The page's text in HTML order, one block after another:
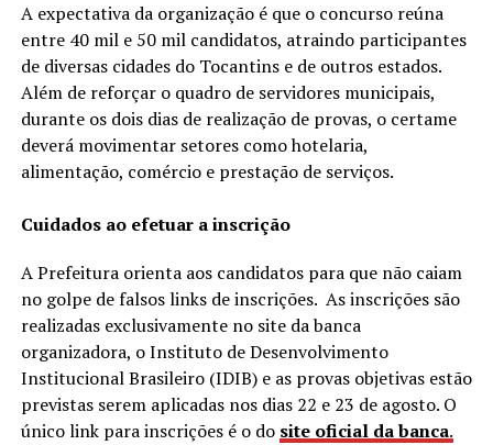
A expectativa da organização é que o concurso reúna
entre 40 mil e 50 mil candidatos, atraindo participantes
de diversas cidades do Tocantins e de outros estados.
Além de reforçar o quadro de servidores municipais,
durante os dois dias de realização de provas, o certame
deverá movimentar setores como hotelaria,
alimentação, comércio e prestação de serviços.
Cuidados ao efetuar a inscrição
A Prefeitura orienta aos candidatos para que não caiam
no golpe de falsos links de inscrições. As inscrições são
realizadas exclusivamente no site da banca
organizadora, o Instituto de Desenvolvimento
Institucional Brasileiro (IDIB) e as provas objetivas estão
previstas serem aplicadas nos dias 22 e 23 de agosto. O
único link para inscrições é o do site oficial da banca.